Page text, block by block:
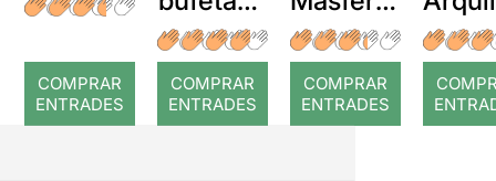
COMPRAR
ENTRADES
a temps
COMPRAR
ENTRADES
r: Temps
COMPRAR
ENTRADES
: